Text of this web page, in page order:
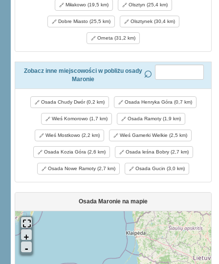
Miłakowo (19,5 km) Olsztyn (25,4 km)
Dobre Miasto (25,5 km) Olsztynek (30,4 km)
Orneta (31,2 km)
Zobacz inne miejscowości w pobliżu osady
Maronie
Osada Chudy Dwór (0,2 km) Osada Henryka Góra (0,7 km)
Wieś Komorowo (1,7 km) Osada Ramoty (1,9 km)
Wieś Mostkowo (2,2 km) Wieś Gamerki Wielkie (2,5 km)
Osada Kozia Góra (2,6 km) Osada leśna Bobry (2,7 km)
Osada Nowe Ramoty (2,7 km) Osada Gucin (3,0 km)
Osada Maronie na mapie